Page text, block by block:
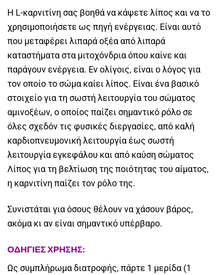
Η L-καρνιτίνη σας βοηθά να κάψετε λίπος και να το
χρησιμοποιήσετε ως πηγή ενέργειας. Είναι αυτό
που μεταφέρει λιπαρά οξέα από λιπαρά
καταστήματα στα μιτοχόνδρια όπου καίνε και
παράγουν ενέργεια. Εν ολίγοις, είναι ο λόγος για
τον οποίο το σώμα καίει λίπος. Είναι ένα βασικό
στοιχείο για τη σωστή λειτουργία του σώματος
αμινοξέων, ο οποίος παίζει σημαντικό ρόλο σε
όλες σχεδόν τις φυσικές διεργασίες, από καλή
καρδιοπνευμονική λειτουργία έως σωστή
λειτουργία εγκεφάλου και από καύση σώματος
Λίπος για τη βελτίωση της ποιότητας του αίματος,
η καρνιτίνη παίζει τον ρόλο της.
Συνιστάται για όσους θέλουν να χάσουν βάρος,
ακόμα κι αν είναι σημαντικό υπέρβαρο.
ΟΔΗΓΙΕΣ ΧΡΗΣΗΣ:
Ως συμπλήρωμα διατροφής, πάρτε 1 μερίδα (1